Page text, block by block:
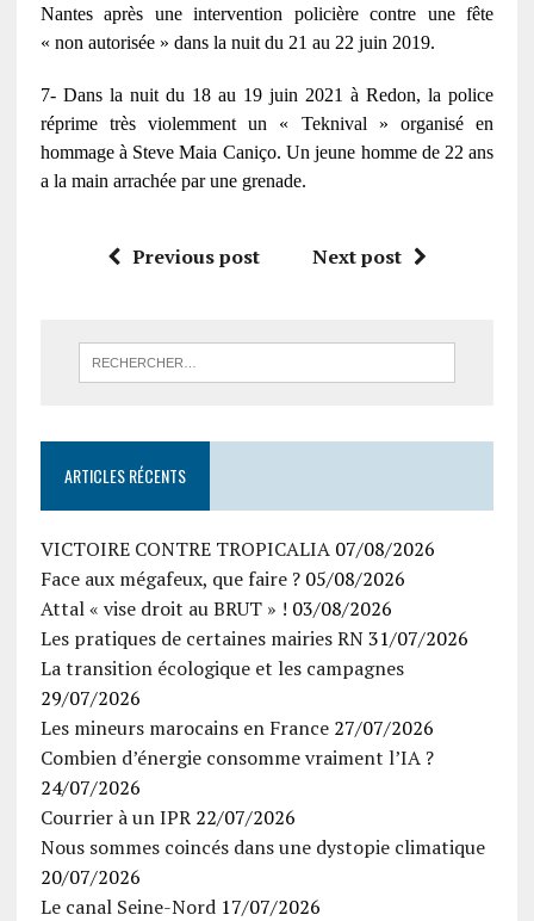
Nantes après une intervention policière contre une fête
« non autorisée » dans la nuit du 21 au 22 juin 2019.
7- Dans la nuit du 18 au 19 juin 2021 à Redon, la police
réprime très violemment un « Teknival » organisé en
hommage à Steve Maia Caniço. Un jeune homme de 22 ans
a la main arrachée par une grenade.
Previous post Next post
ARTICLES RÉCENTS
VICTOIRE CONTRE TROPICALIA 07/08/2026
Face aux mégafeux, que faire ? 05/08/2026
Attal « vise droit au BRUT » ! 03/08/2026
Les pratiques de certaines mairies RN 31/07/2026
La transition écologique et les campagnes
29/07/2026
Les mineurs marocains en France 27/07/2026
Combien d’énergie consomme vraiment l’IA ?
24/07/2026
Courrier à un IPR 22/07/2026
Nous sommes coincés dans une dystopie climatique
20/07/2026
Le canal Seine-Nord 17/07/2026